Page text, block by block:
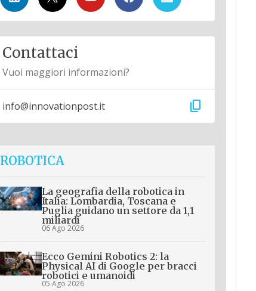
Contattaci
Vuoi maggiori informazioni?
info@innovationpost.it content_copy
ROBOTICA
La geografia della robotica in
Italia: Lombardia, Toscana e
Puglia guidano un settore da 1,1
miliardi
06 Ago 2026
Ecco Gemini Robotics 2: la
Physical AI di Google per bracci
robotici e umanoidi
05 Ago 2026